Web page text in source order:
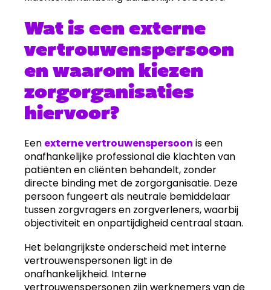
Wat is een externe
vertrouwenspersoon
en waarom kiezen
zorgorganisaties
hiervoor?
Een externe vertrouwenspersoon is een
onafhankelijke professional die klachten van
patiënten en cliënten behandelt, zonder
directe binding met de zorgorganisatie. Deze
persoon fungeert als neutrale bemiddelaar
tussen zorgvragers en zorgverleners, waarbij
objectiviteit en onpartijdigheid centraal staan.
Het belangrijkste onderscheid met interne
vertrouwenspersonen ligt in de
onafhankelijkheid. Interne